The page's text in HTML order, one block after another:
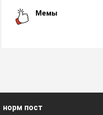
Мемы
норм пост